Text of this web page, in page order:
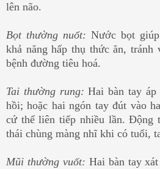
lên não.
Bọt thường nuốt: Nước bọt
khả năng hấp thụ thức ăn, tránh
bệnh đường tiêu hoá.
Tai thường rung: Hai bàn tay
hồi; hoặc hai ngón tay đút vào
cứ thế liên tiếp nhiều lần. Động
thái chùng màng nhĩ khi có tuổi,
Mũi thường vuốt: Hai bàn tay